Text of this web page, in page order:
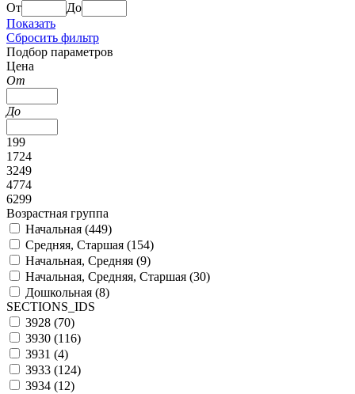
От
До
Показать
Сбросить фильтр
Подбор параметров
Цена
От
До
199
1724
3249
4774
6299
Возрастная группа
Начальная (449)
Средняя, Старшая (154)
Начальная, Средняя (9)
Начальная, Средняя, Старшая (30)
Дошкольная (8)
SECTIONS_IDS
3928 (70)
3930 (116)
3931 (4)
3933 (124)
3934 (12)